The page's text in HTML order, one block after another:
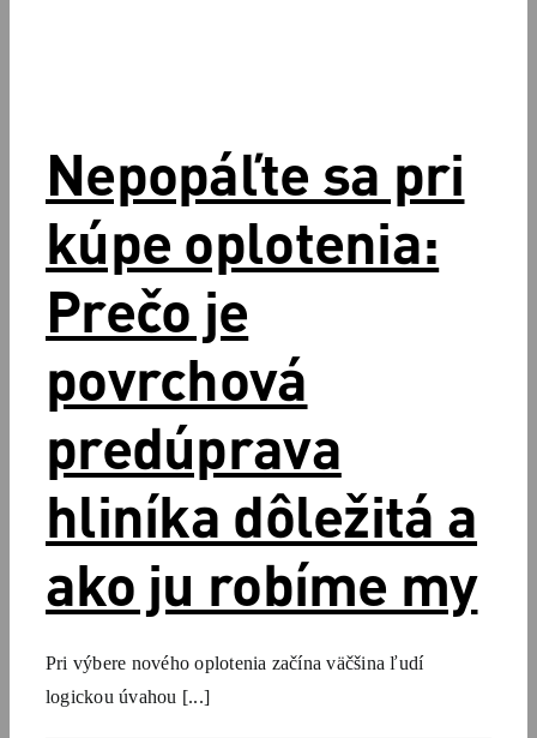
Nepopáľte sa pri
kúpe oplotenia:
Prečo je
povrchová
predúprava
hliníka dôležitá a
ako ju robíme my
Pri výbere nového oplotenia začína väčšina ľudí
logickou úvahou [...]